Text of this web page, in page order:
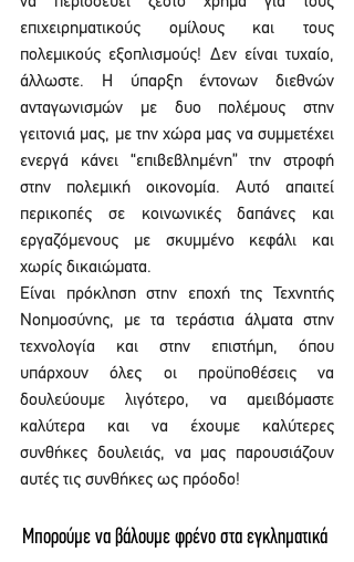
επιχειρηματικούς ομίλους και τους
πολεμικούς εξοπλισμούς! Δεν είναι τυχαίο,
άλλωστε. Η ύπαρξη έντονων διεθνών
ανταγωνισμών με δυο πολέμους στην
γειτονιά μας, με την χώρα μας να συμμετέχει
ενεργά κάνει “επιβεβλημένη” την στροφή
στην πολεμική οικονομία. Αυτό απαιτεί
περικοπές σε κοινωνικές δαπάνες και
εργαζόμενους με σκυμμένο κεφάλι και
χωρίς δικαιώματα.
Είναι πρόκληση στην εποχή της Τεχνητής
Νοημοσύνης, με τα τεράστια άλματα στην
τεχνολογία και στην επιστήμη, όπου
υπάρχουν όλες οι προϋποθέσεις να
δουλεύουμε λιγότερο, να αμειβόμαστε
καλύτερα και να έχουμε καλύτερες
συνθήκες δουλειάς, να μας παρουσιάζουν
αυτές τις συνθήκες ως πρόοδο!
Μπορούμε να βάλουμε φρένο στα εγκληματικά